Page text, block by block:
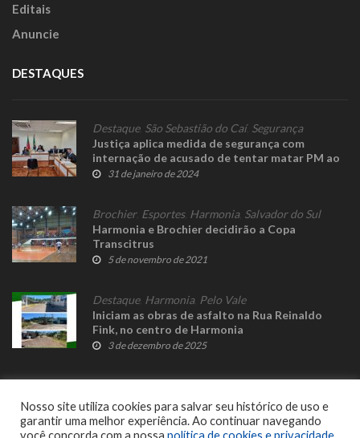
Editais
Anuncie
DESTAQUES
Destaque, São Sebastião do Caí, Segurança
Justiça aplica medida de segurança com
internação de acusado de tentar matar PM ao
fugir de barreira em Bom Princípio
31 de janeiro de 2024
Brochier, Esportes, Harmonia, Salvador do Sul
Harmonia e Brochier decidirão a Copa
Transcitrus
5 de novembro de 2021
Destaque, Harmonia, Pelo Vale
Iniciam as obras de asfalto na Rua Reinaldo
Fink, no centro de Harmonia
3 de dezembro de 2025
Nosso site utiliza cookies para salvar seu histórico de uso e
garantir uma melhor experiência. Ao continuar navegando
você concorda com a nossa política de cookies e privacidade